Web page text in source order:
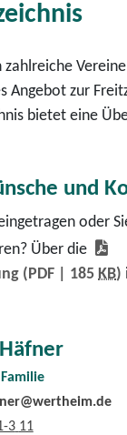
Angebot zur
bietet eine
und
oder
Über die
(PDF | 185 KB)
Häfner
3 11